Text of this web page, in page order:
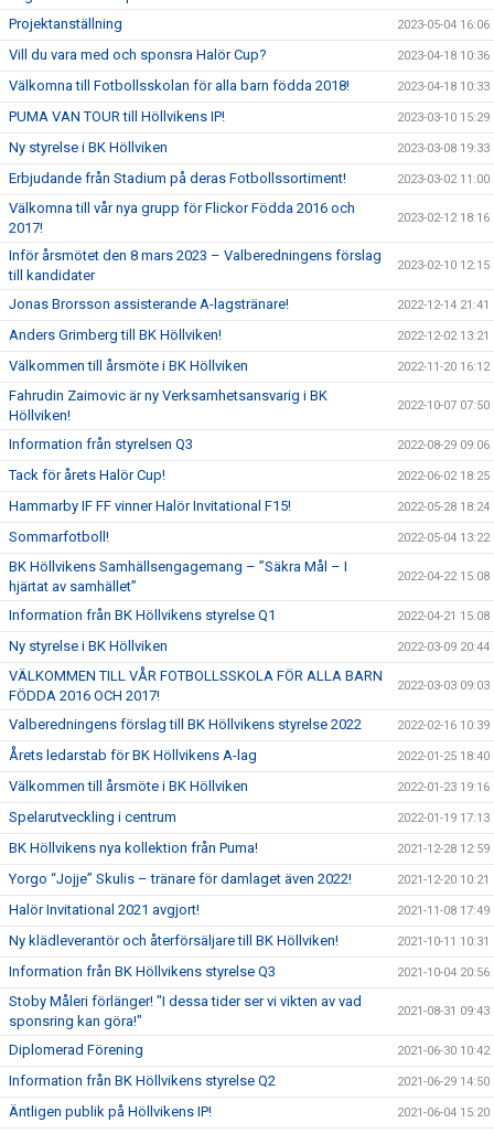
Projektanställning 2023-05-04 16:06
Vill du vara med och sponsra Halör Cup? 2023-04-18 10:36
Välkomna till Fotbollsskolan för alla barn födda 2018! 2023-04-18 10:33
PUMA VAN TOUR till Höllvikens IP! 2023-03-10 15:29
Ny styrelse i BK Höllviken 2023-03-08 19:33
Erbjudande från Stadium på deras Fotbollssortiment! 2023-03-02 11:00
Välkomna till vår nya grupp för Flickor Födda 2016 och
2017!
2023-02-12 18:16
Inför årsmötet den 8 mars 2023 – Valberedningens förslag
till kandidater
2023-02-10 12:15
Jonas Brorsson assisterande A-lagstränare! 2022-12-14 21:41
Anders Grimberg till BK Höllviken! 2022-12-02 13:21
Välkommen till årsmöte i BK Höllviken 2022-11-20 16:12
Fahrudin Zaimovic är ny Verksamhetsansvarig i BK
Höllviken!
2022-10-07 07:50
Information från styrelsen Q3 2022-08-29 09:06
Tack för årets Halör Cup! 2022-06-02 18:25
Hammarby IF FF vinner Halör Invitational F15! 2022-05-28 18:24
Sommarfotboll! 2022-05-04 13:22
BK Höllvikens Samhällsengagemang – ”Säkra Mål – I
hjärtat av samhället”
2022-04-22 15:08
Information från BK Höllvikens styrelse Q1 2022-04-21 15:08
Ny styrelse i BK Höllviken 2022-03-09 20:44
VÄLKOMMEN TILL VÅR FOTBOLLSSKOLA FÖR ALLA BARN
FÖDDA 2016 OCH 2017!
2022-03-03 09:03
Valberedningens förslag till BK Höllvikens styrelse 2022 2022-02-16 10:39
Årets ledarstab för BK Höllvikens A-lag 2022-01-25 18:40
Välkommen till årsmöte i BK Höllviken 2022-01-23 19:16
Spelarutveckling i centrum 2022-01-19 17:13
BK Höllvikens nya kollektion från Puma! 2021-12-28 12:59
Yorgo “Jojje” Skulis – tränare för damlaget även 2022! 2021-12-20 10:21
Halör Invitational 2021 avgjort! 2021-11-08 17:49
Ny klädleverantör och återförsäljare till BK Höllviken! 2021-10-11 10:31
Information från BK Höllvikens styrelse Q3 2021-10-04 20:56
Stoby Måleri förlänger! "I dessa tider ser vi vikten av vad
sponsring kan göra!"
2021-08-31 09:43
Diplomerad Förening 2021-06-30 10:42
Information från BK Höllvikens styrelse Q2 2021-06-29 14:50
Äntligen publik på Höllvikens IP! 2021-06-04 15:20